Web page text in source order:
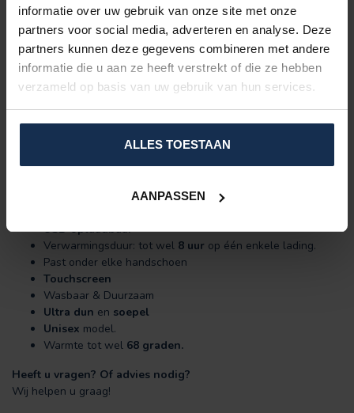
informatie over uw gebruik van onze site met onze
partners voor social media, adverteren en analyse. Deze
partners kunnen deze gegevens combineren met andere
informatie die u aan ze heeft verstrekt of die ze hebben
verzameld op basis van uw gebruik van hun services.
ALLES TOESTAAN
AANPASSEN
XL 9.5
22 - 24
XXL
10
24 - 26
3XL
11 26 - 28
EIGENSCHAPPEN:
Inclusief:2 (of 4)x 7,4V2.200 mAhextreem platteaccu's
totaal verwarmingsgebied rondom de gehele
100% stretch polyester en zacht
USB-oplaadbaar
Verwarmingsduur: tot wel 8 uur op één enkele lading.
Past onder elke handschoen
Touchscreen
Wasbaar & Duurzaam
Ultra dun en soepel
Unisex model.
Warmte tot wel 68 graden.
Heeft u vragen? Of advies nodig?
Wij helpen u graag!